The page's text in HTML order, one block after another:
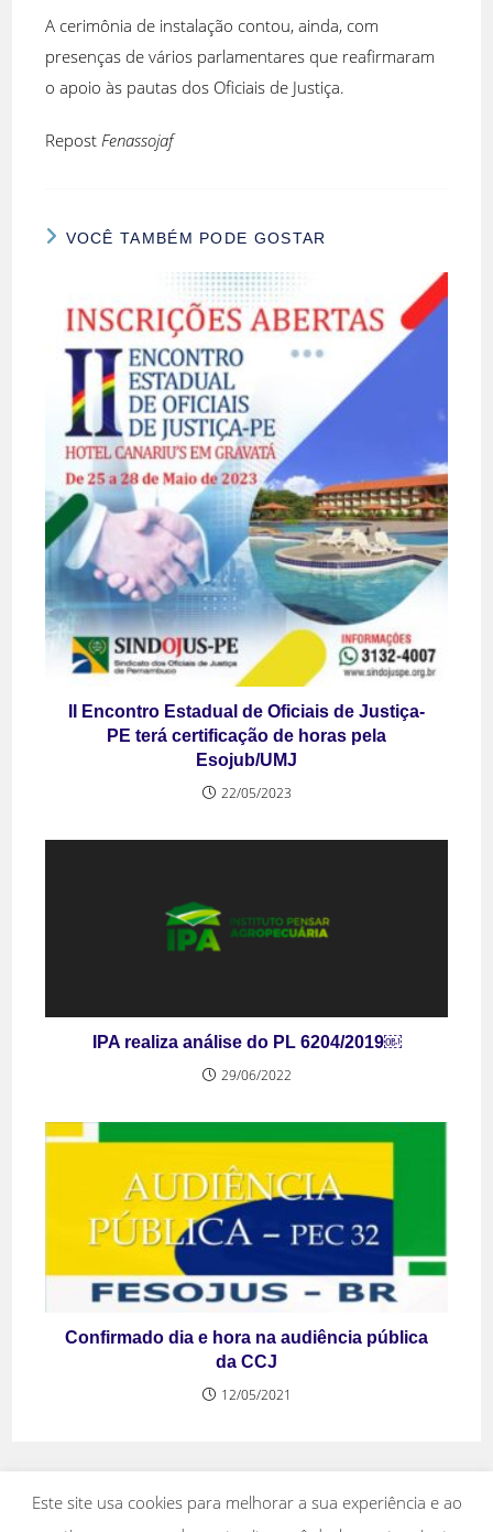
A cerimônia de instalação contou, ainda, com
presenças de vários parlamentares que reafirmaram
o apoio às pautas dos Oficiais de Justiça.
RepostFenassojaf
VOCÊ TAMBÉM PODE GOSTAR
II Encontro Estadual de Oficiais de Justiça-
PE terá certificação de horas pela
Esojub/UMJ
22/05/2023
IPA realiza análise do PL 6204/2019￼
29/06/2022
Confirmado dia e hora na audiência pública
da CCJ
12/05/2021
Este site usa cookies para melhorar a sua experiência e ao